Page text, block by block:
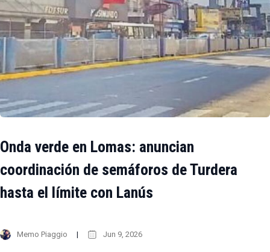
Onda verde en Lomas: anuncian
coordinación de semáforos de Turdera
hasta el límite con Lanús
Memo Piaggio Jun 9, 2026